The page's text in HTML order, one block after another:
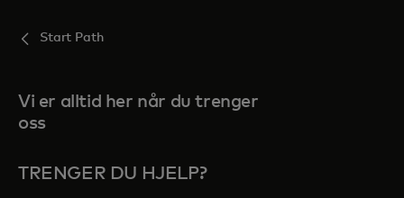
Start Path
Vi er alltid her når du trenger
oss
TRENGER DU HJELP?